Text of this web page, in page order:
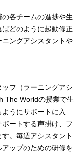
各チームの進捗や生
どのように起動修正
ングアシスタントや
フ（ラーニングアシ
The Worldの授業で生
うにサポートに入
ートする声掛け、フ
。毎週アシスタント
ップのための研修を